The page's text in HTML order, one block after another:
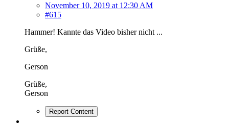
November 10, 2019 at 12:30 AM
#615
Hammer! Kannte das Video bisher nicht ...
Grüße,
Gerson
Grüße,
Gerson
Report Content